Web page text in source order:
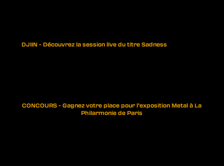
DJIIN - Découvrez la session live du titre Sadness
CONCOURS - Gagnez votre place pour l’exposition Metal à La
Philarmonie de Paris